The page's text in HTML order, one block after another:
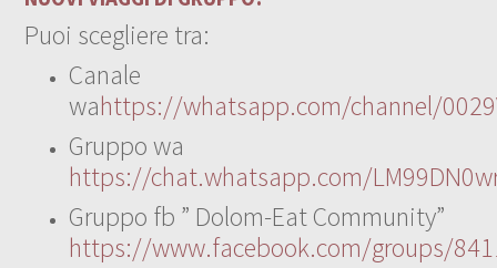
Puoi scegliere tra:
Canale
wahttps://whatsapp.com/channel/
Gruppo wa
https://chat.whatsapp.com/
Gruppo fb ” Dolom-Eat Community”
https://www.facebook.com/groups/